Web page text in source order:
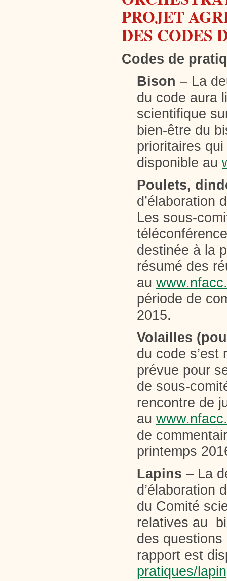
PROJET
DES CODES
Codes de
Bison – La
du code aura
scientifique
bien-être du
prioritaires
disponible au
Poulets,
d’élaboration
Les sous-
destinée à la
résumé des
au
période de
2015.
Volailles
du code
prévue pour
de sous-
rencontre de
au
de
printemps
Lapins – La
d’élaboration
du Comité
relatives au
des
rapport est
pratiques/lapin